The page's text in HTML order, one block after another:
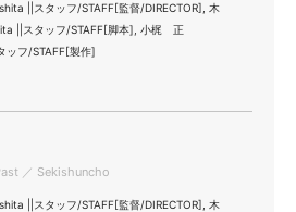
||スタッフ/STAFF[監督/DIRECTOR], 木
||スタッフ/STAFF[脚本], 小梶 正
ッフ/STAFF[製作]
／ Sekishuncho
||スタッフ/STAFF[監督/DIRECTOR], 木